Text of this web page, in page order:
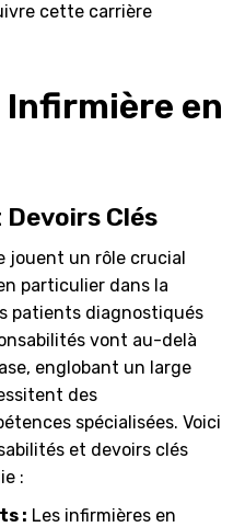
cette carrière
Infirmière en
Clés
jouent un rôle crucial
particulier dans la
patients diagnostiqués
vont au-delà
englobant un large
des
spécialisées. Voici
et devoirs clés
:
: Les infirmières en